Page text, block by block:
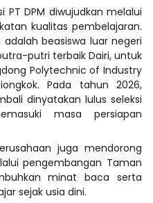
PT DPM diwujudkan melalui
kualitas pembelajaran.
beasiswa luar negeri
putri terbaik Dairi, untuk
Polytechnic of Industry
Pada tahun 2026,
dinyatakan lulus seleksi
masa persiapan
juga mendorong
pengembangan Taman
minat baca serta
sejak usia dini.